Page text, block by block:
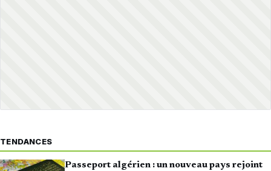
TENDANCES
Passeport algérien : un nouveau pays rejoint